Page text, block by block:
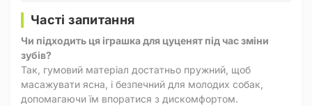
Часті запитання
Чи підходить ця іграшка для цуценят під час зміни
зубів?
Так, гумовий матеріал достатньо пружний, щоб
масажувати ясна, і безпечний для молодих собак,
допомагаючи їм впоратися з дискомфортом.